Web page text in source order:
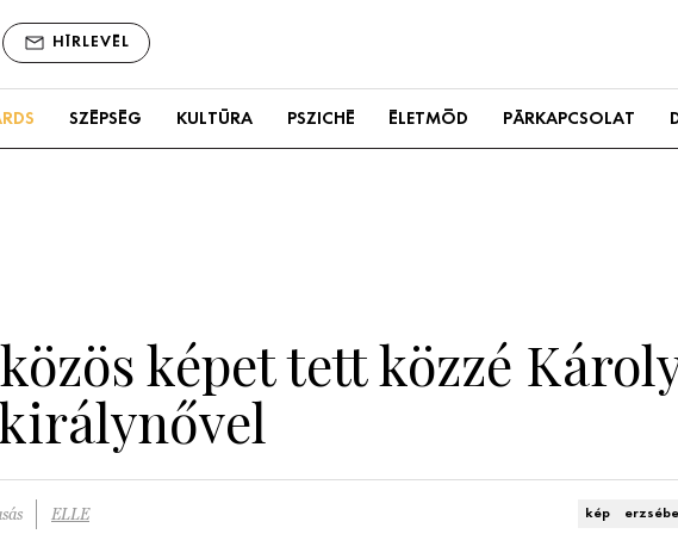
HÍRLEVÉL
SZÉPSÉG KULTÚRA PSZICHÉ ÉLETMÓD PÁRKAPCSOLAT
képet tett közzé
ELLE kép